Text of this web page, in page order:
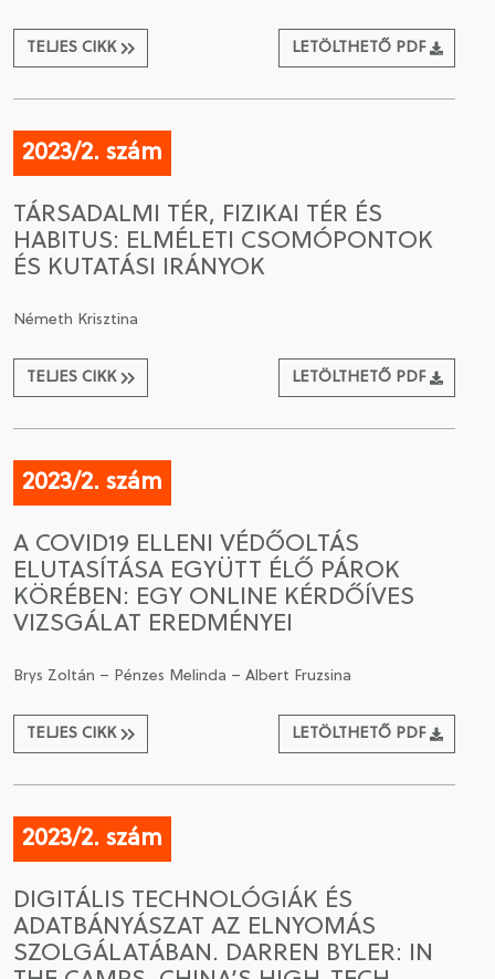
TELJES CIKK LETÖLTHETŐ PDF
2023/2. szám
TÁRSADALMI TÉR, FIZIKAI TÉR ÉS
HABITUS: ELMÉLETI CSOMÓPONTOK
ÉS KUTATÁSI IRÁNYOK
Németh Krisztina
TELJES CIKK LETÖLTHETŐ PDF
2023/2. szám
A COVID19 ELLENI VÉDŐOLTÁS
ELUTASÍTÁSA EGYÜTT ÉLŐ PÁROK
KÖRÉBEN: EGY ONLINE KÉRDŐÍVES
VIZSGÁLAT EREDMÉNYEI
Brys Zoltán – Pénzes Melinda – Albert Fruzsina
TELJES CIKK LETÖLTHETŐ PDF
2023/2. szám
DIGITÁLIS TECHNOLÓGIÁK ÉS
ADATBÁNYÁSZAT AZ ELNYOMÁS
SZOLGÁLATÁBAN. DARREN BYLER: IN